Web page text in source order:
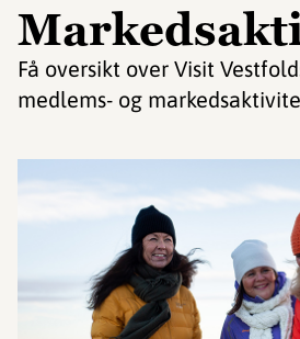
Få oversikt over Visit
medlems- og